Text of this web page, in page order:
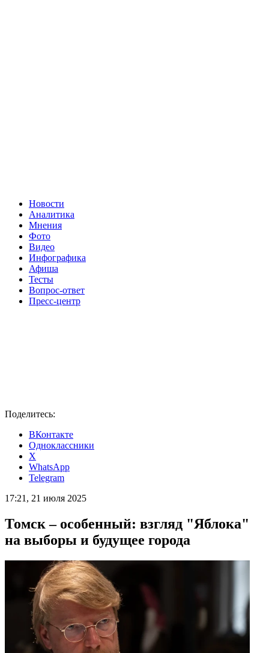
Новости
Аналитика
Мнения
Фото
Видео
Инфографика
Афиша
Тесты
Вопрос-ответ
Пресс-центр
Поделитесь:
ВКонтакте
Одноклассники
X
WhatsApp
Telegram
17:21, 21 июля 2025
Томск – особенный: взгляд "Яблока"
на выборы и будущее города